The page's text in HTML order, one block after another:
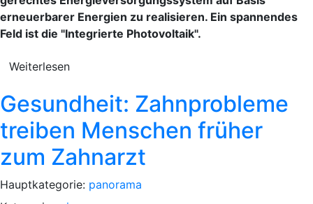
erneuerbarer Energien zu realisieren. Ein spannendes
Feld ist die "Integrierte Photovoltaik".
Weiterlesen
Gesundheit: Zahnprobleme
treiben Menschen früher
zum Zahnarzt
Hauptkategorie: panorama